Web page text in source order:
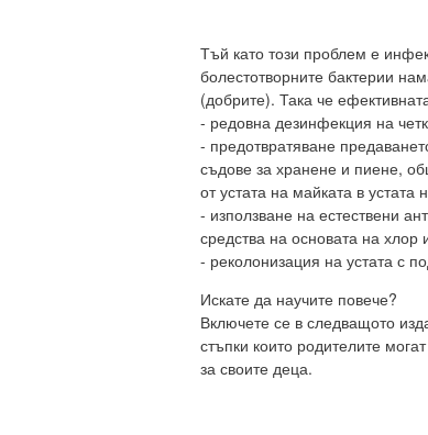
Тъй като този проблем е
болестотворните бактерии
(добрите). Така че
- редовна дезинфекция на
- предотвратяване
съдове за хранене и пиене,
от устата на майката в устата
- използване на естествени
средства на основата на
- реколонизация на устата с
Искате да научите повече?
Включете се в следващото
стъпки които родителите
за своите деца.